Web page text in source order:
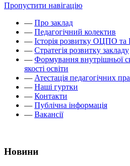
Пропустити навігацію
— Про заклад
— Педагогічний колектив
— Історія розвитку ОЦПО
— Стратегія розвитку закладу
— Формування внутрішньої
якості освіти
— Атестація педагогічних
— Наші гуртки
— Контакти
— Публічна інформація
— Вакансії
Новини